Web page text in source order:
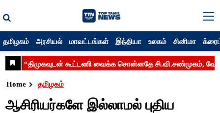
தமிழகம் அரசியல் மாவட்டங்கள் இந்தியா உலகம் சினிமா
Home தமிழகம்
ஆசிரியர்களே இல்லாமல் புதிய